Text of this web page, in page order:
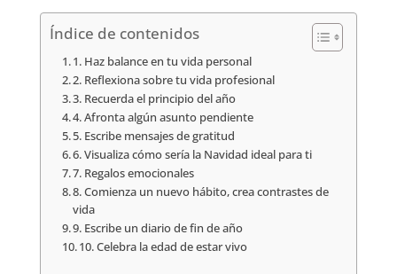
Índice de contenidos
1. Haz balance en tu vida personal
2. Reflexiona sobre tu vida profesional
3. Recuerda el principio del año
4. Afronta algún asunto pendiente
5. Escribe mensajes de gratitud
6. Visualiza cómo sería la Navidad ideal para ti
7. Regalos emocionales
8. Comienza un nuevo hábito, crea contrastes de
vida
9. Escribe un diario de fin de año
10. Celebra la edad de estar vivo